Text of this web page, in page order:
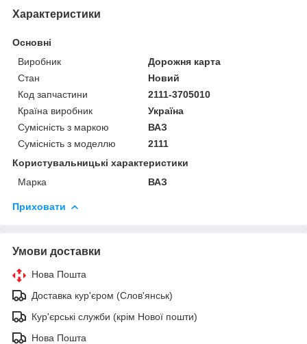
Характеристики
Основні
Виробник
Дорожня карта
Стан
Новий
Код запчастини
2111-3705010
Країна виробник
Україна
Сумісність з маркою
ВАЗ
Сумісність з моделлю
2111
Користувальницькі характеристики
Марка
ВАЗ
Приховати
Умови доставки
Нова Пошта
Доставка кур'єром (Слов'янськ)
Кур'єрські служби (крім Нової пошти)
Нова Пошта